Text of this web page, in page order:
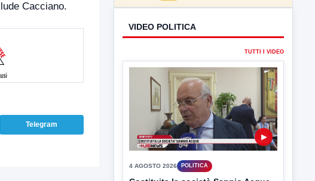
Cacciano.
Telegram
VIDEO POLITICA
TUTTI I VIDEO